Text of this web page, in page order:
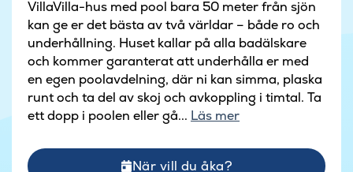
VillaVilla-hus med pool bara 50 meter från sjön
kan ge er det bästa av två världar – både ro och
underhållning. Huset kallar på alla badälskare
och kommer garanterat att underhålla er med
en egen poolavdelning, där ni kan simma, plaska
runt och ta del av skoj och avkoppling i timtal. Ta
ett dopp i poolen eller gå... Läs mer
När vill du åka?